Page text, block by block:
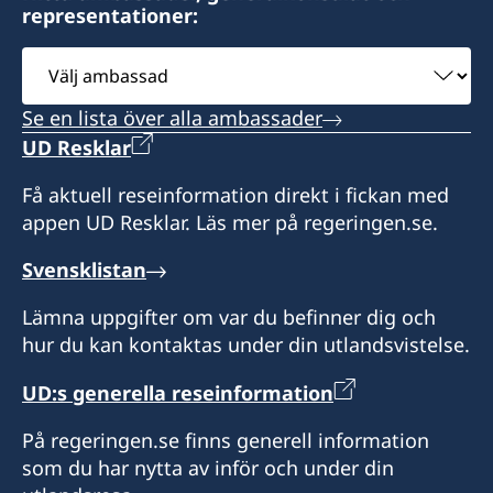
186/48 Green Valley
Moo 5, Mae Sa
Mae Rim
Chiang Mai 50180
Thailand
Öppettider:
måndag, onsdag, fredag kl. 09.00-12.00
Tidsbokning görs till konsulatet via telefon och
Honorärkonsul
Supajee Nilubol
+66 (0)38 19 93 14
Consulate of Sweden
Brighton Grand Hotel Pattaya
666/88 Moo 5, Naklua Road
Banglamung,
Öppettider:
måndag - fredag kl. 09.00-12.00
mejl.
Consulate of Sweden
25/50 Mae Luan Road
Thumbon Talad-Nua
Phuket 83000
Thailand
Öppettider:
Honorärkonsulatet har möjlighet att ta emot
ansökningar om provisoriskt pass .
Passet utfärdas i Bangkok och skickas till
konsulatet.
Honorärkonsul
representationer:
Välj
ambassad
Se en lista över alla ambassader
UD Resklar
Få aktuell reseinformation direkt i fickan med
appen UD Resklar. Läs mer på regeringen.se.
Svensklistan
Lämna uppgifter om var du befinner dig och
hur du kan kontaktas under din utlandsvistelse.
UD:s generella reseinformation
På regeringen.se finns generell information
som du har nytta av inför och under din